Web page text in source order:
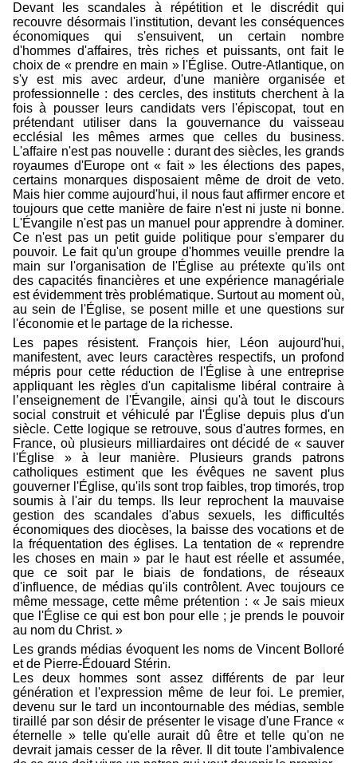
Devant les scandales à répétition et le discrédit qui
recouvre désormais l'institution, devant les conséquences
économiques qui s'ensuivent, un certain nombre
d'hommes d'affaires, très riches et puissants, ont fait le
choix de « prendre en main » l'Église. Outre-Atlantique, on
s'y est mis avec ardeur, d'une manière organisée et
professionnelle : des cercles, des instituts cherchent à la
fois à pousser leurs candidats vers l'épiscopat, tout en
prétendant utiliser dans la gouvernance du vaisseau
ecclésial les mêmes armes que celles du business.
L'affaire n'est pas nouvelle : durant des siècles, les grands
royaumes d'Europe ont « fait » les élections des papes,
certains monarques disposaient même de droit de veto.
Mais hier comme aujourd'hui, il nous faut affirmer encore et
toujours que cette manière de faire n'est ni juste ni bonne.
L'Évangile n'est pas un manuel pour apprendre à dominer.
Ce n'est pas un petit guide politique pour s'emparer du
pouvoir. Le fait qu'un groupe d'hommes veuille prendre la
main sur l'organisation de l'Église au prétexte qu'ils ont
des capacités financières et une expérience managériale
est évidemment très problématique. Surtout au moment où,
au sein de l'Église, se posent mille et une questions sur
l'économie et le partage de la richesse.
Les papes résistent. François hier, Léon aujourd'hui,
manifestent, avec leurs caractères respectifs, un profond
mépris pour cette réduction de l'Église à une entreprise
appliquant les règles d'un capitalisme libéral contraire à
l’enseignement de l'Évangile, ainsi qu'à tout le discours
social construit et véhiculé par l'Église depuis plus d'un
siècle. Cette logique se retrouve, sous d'autres formes, en
France, où plusieurs milliardaires ont décidé de « sauver
l'Église » à leur manière. Plusieurs grands patrons
catholiques estiment que les évêques ne savent plus
gouverner l'Église, qu'ils sont trop faibles, trop timorés, trop
soumis à l'air du temps. Ils leur reprochent la mauvaise
gestion des scandales d'abus sexuels, les difficultés
économiques des diocèses, la baisse des vocations et de
la fréquentation des églises. La tentation de « reprendre
les choses en main » par le haut est réelle et assumée,
que ce soit par le biais de fondations, de réseaux
d'influence, de médias qu'ils contrôlent. Avec toujours ce
même message, cette même prétention : « Je sais mieux
que l'Église ce qui est bon pour elle ; je prends le pouvoir
au nom du Christ. »
Les grands médias évoquent les noms de Vincent Bolloré
et de Pierre-Édouard Stérin.
Les deux hommes sont assez différents de par leur
génération et l'expression même de leur foi. Le premier,
devenu sur le tard un incontournable des médias, semble
tiraillé par son désir de présenter le visage d'une France «
éternelle » telle qu'elle aurait dû être et telle qu'on ne
devrait jamais cesser de la rêver. Il dit toute l'ambivalence